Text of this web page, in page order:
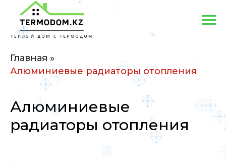
Главная »
Алюминиевые радиаторы отопления
Алюминиевые
радиаторы отопления